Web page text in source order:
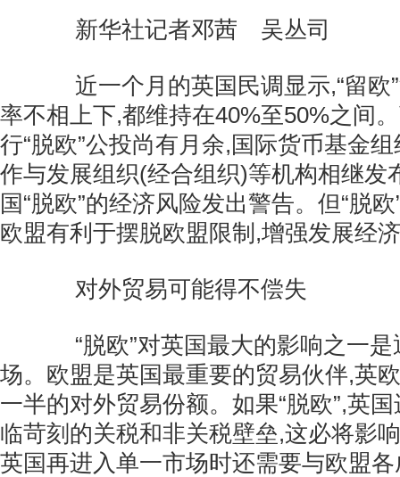
新华社记者邓茜 吴丛司
近一个月的英国民调显示,“留欧”
率不相上下,都维持在40%至50%之间
行“脱欧”公投尚有月余,国际货币基金
作与发展组织(经合组织)等机构相继发
国“脱欧”的经济风险发出警告。但“脱
欧盟有利于摆脱欧盟限制,增强发展经
对外贸易可能得不偿失
“脱欧”对英国最大的影响之一是
场。欧盟是英国最重要的贸易伙伴,英
一半的对外贸易份额。如果“脱欧”,英
临苛刻的关税和非关税壁垒,这必将影
英国再进入单一市场时还需要与欧盟